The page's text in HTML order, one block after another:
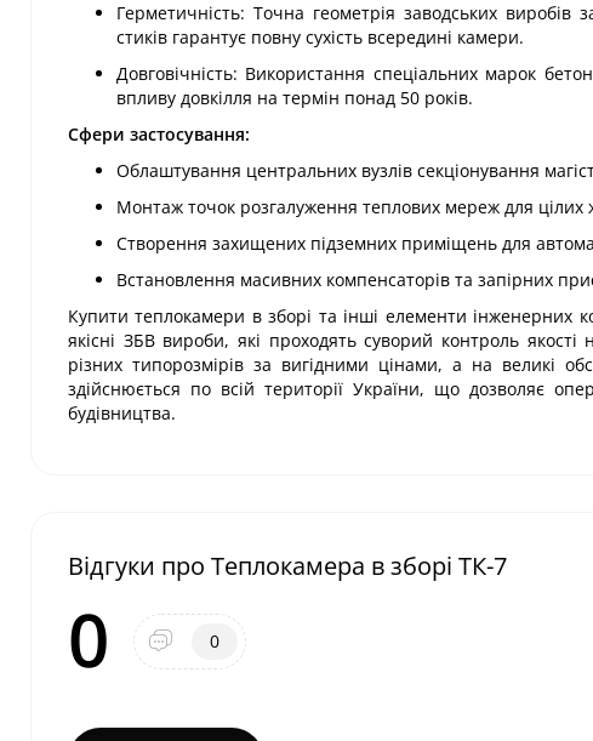
Герметичність: Точна геометрія заводських
стиків гарантує повну сухість всередині камери.
Довговічність: Використання спеціальних марок
впливу довкілля на термін понад 50 років.
Сфери застосування:
Облаштування центральних вузлів секціонування
Монтаж точок розгалуження теплових мереж для цілих
Створення захищених підземних приміщень для
Встановлення масивних компенсаторів та запірних
Купити теплокамери в зборі та інші елементи інженерних
якісні ЗБВ вироби, які проходять суворий контроль
різних типорозмірів за вигідними цінами, а на великі
здійснюється по всій території України, що дозволяє
будівництва.
Відгуки про Теплокамера в зборі ТК-7
0 0